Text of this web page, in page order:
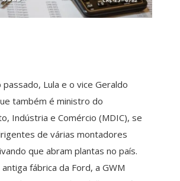
Lula e o vice Geraldo
também é ministro do
Indústria e Comércio (MDIC), se
de várias montadores
que abram plantas no país.
fábrica da Ford, a GWM